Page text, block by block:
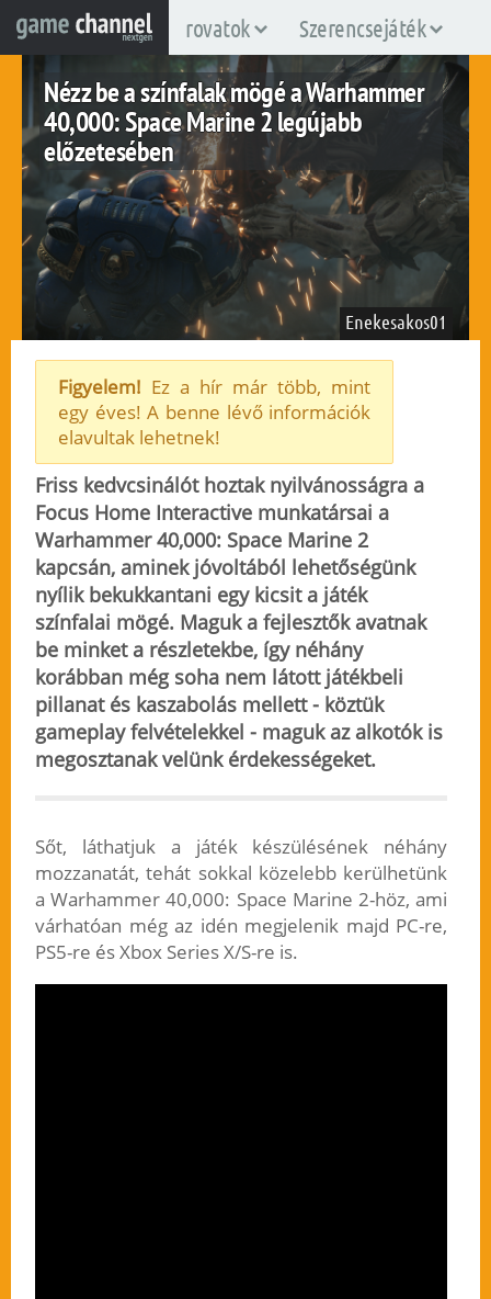
rovatok Szerencsejáték
Nézz be a színfalak mögé a Warhammer
40,000: Space Marine 2 legújabb
előzetesében
pc ps5 xboxsx
Enekesakos01
Figyelem! Ez a hír már több, mint
egy éves! A benne lévő információk
elavultak lehetnek!
Friss kedvcsinálót hoztak nyilvánosságra a
Focus Home Interactive munkatársai a
Warhammer 40,000: Space Marine 2
kapcsán, aminek jóvoltából lehetőségünk
nyílik bekukkantani egy kicsit a játék
színfalai mögé. Maguk a fejlesztők avatnak
be minket a részletekbe, így néhány
korábban még soha nem látott játékbeli
pillanat és kaszabolás mellett - köztük
gameplay felvételekkel - maguk az alkotók is
megosztanak velünk érdekességeket.
Sőt, láthatjuk a játék készülésének néhány
mozzanatát, tehát sokkal közelebb kerülhetünk
a Warhammer 40,000: Space Marine 2-höz, ami
várhatóan még az idén megjelenik majd PC-re,
PS5-re és Xbox Series X/S-re is.